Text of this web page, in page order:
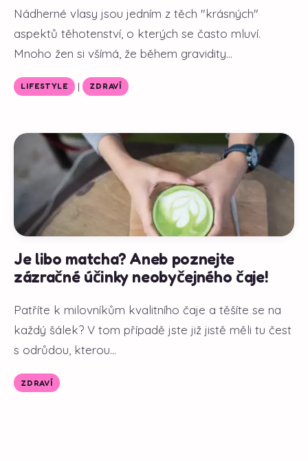
Nádherné vlasy jsou jedním z těch "krásných"
aspektů těhotenství, o kterých se často mluví.
Mnoho žen si všímá, že během gravidity...
LIFESTYLE | ZDRAVÍ
Je libo matcha? Aneb poznejte
zázračné účinky neobyčejného čaje!
Patříte k milovníkům kvalitního čaje a těšíte se na
každý šálek? V tom případě jste již jistě měli tu čest
s odrůdou, kterou...
ZDRAVÍ